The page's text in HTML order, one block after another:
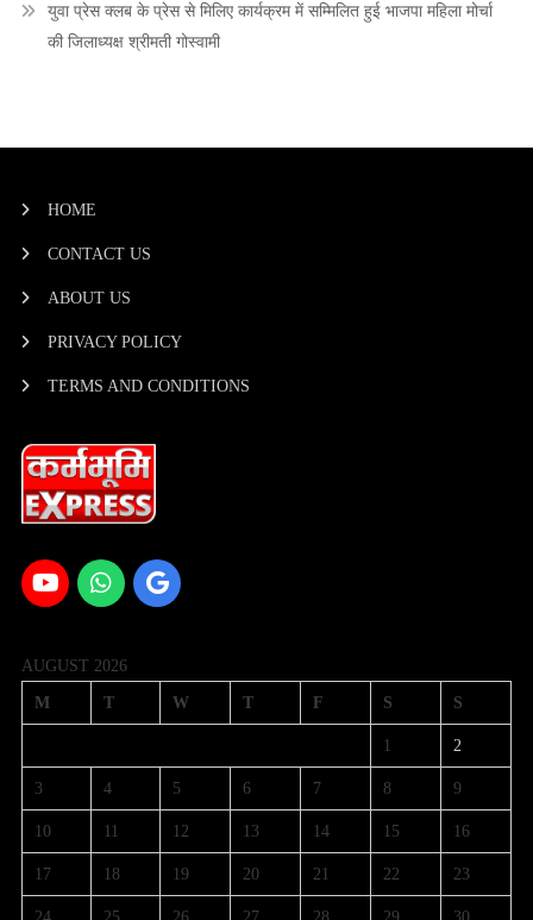
युवा प्रेस क्लब के प्रेस से मिलिए कार्यक्रम में सम्मिलित हुई भाजपा महिला मोर्चा
की जिलाध्यक्ष श्रीमती गोस्वामी
HOME
CONTACT US
ABOUT US
PRIVACY POLICY
TERMS AND CONDITIONS
AUGUST 2026
M T W T F S S
1 2
3 4 5 6 7 8 9
10 11 12 13 14 15 16
17 18 19 20 21 22 23